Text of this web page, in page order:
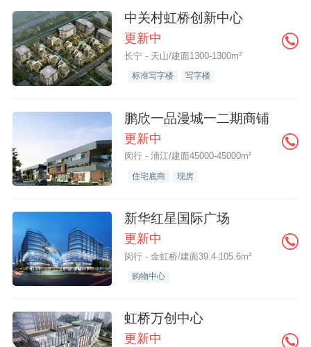
中关村虹桥创新中心
更新中
长宁 - 天山/建面1300-1300m²
标准写字楼 写字楼
鹏欣一品漫城一二期商铺
更新中
闵行 - 浦江/建面45000-45000m²
住宅底商 现房
新华红星国际广场
更新中
闵行 - 金虹桥/建面39.4-105.6m²
购物中心
虹桥万创中心
更新中